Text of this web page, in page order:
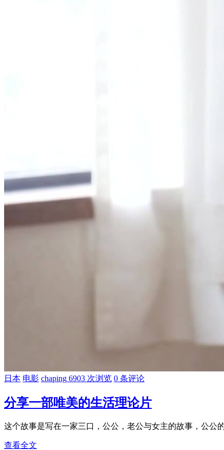
日本 电影 chaping 6903 次浏览 0 条评论
分享一部唯美的生活理论片
这个故事是写在一家三口，公公，老公与女主的故事，公公
查看全文